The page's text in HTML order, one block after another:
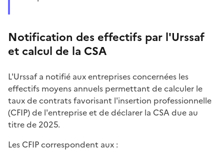
Notification des effectifs par l'Urssaf
et calcul de la CSA
L'Urssaf a notifié aux entreprises concernées les
effectifs moyens annuels permettant de calculer le
taux de contrats favorisant l'insertion professionnelle
(CFIP) de l'entreprise et de déclarer la CSA due au
titre de 2025.
Les CFIP correspondent aux :